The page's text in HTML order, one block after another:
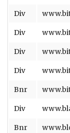
Div
Div
Div
Div
Bnr
Div
Bnr